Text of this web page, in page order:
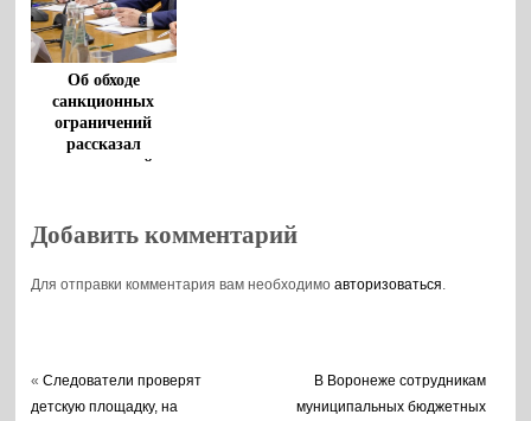
Об обходе
санкционных
ограничений
рассказал
воронежский
Добавить комментарий
Для отправки комментария вам необходимоавторизоваться
«Следователи проверят
детскую площадку, на
В Воронеже сотрудникам
муниципальных бюджетных